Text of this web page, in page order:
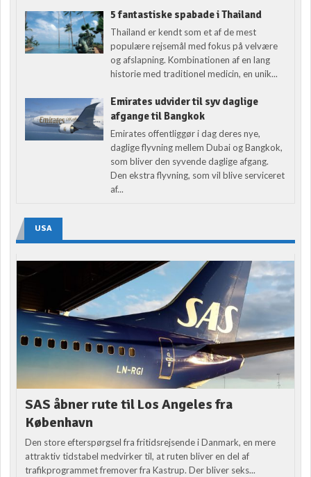
5 fantastiske spabade i Thailand
Thailand er kendt som et af de mest
populære rejsemål med fokus på velvære
og afslapning. Kombinationen af en lang
historie med traditionel medicin, en unik...
Emirates udvider til syv daglige
afgange til Bangkok
Emirates offentliggør i dag deres nye,
daglige flyvning mellem Dubai og Bangkok,
som bliver den syvende daglige afgang.
Den ekstra flyvning, som vil blive serviceret
af...
USA
SAS åbner rute til Los Angeles fra
København
Den store efterspørgsel fra fritidsrejsende i Danmark, en mere
attraktiv tidstabel medvirker til, at ruten bliver en del af
trafikprogrammet fremover fra Kastrup. Der bliver seks...